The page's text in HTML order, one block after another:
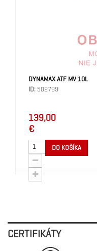
DYNAMAX ATF MV 10L
ID: 502799
139,00
€
DO KOŠÍKA
CERTIFIKÁTY